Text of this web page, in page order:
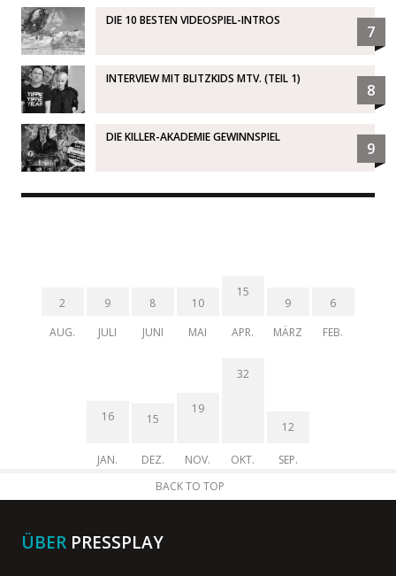
DIE 10 BESTEN VIDEOSPIEL-INTROS
7
INTERVIEW MIT BLITZKIDS MTV. (TEIL 1)
8
DIE KILLER-AKADEMIE GEWINNSPIEL
9
2
AUG.
9
JULI
8
JUNI
10
MAI
15
APR.
9
MÄRZ
6
FEB.
16
JAN.
15
DEZ.
19
NOV.
32
OKT.
12
SEP.
BACK TO TOP
ÜBER PRESSPLAY